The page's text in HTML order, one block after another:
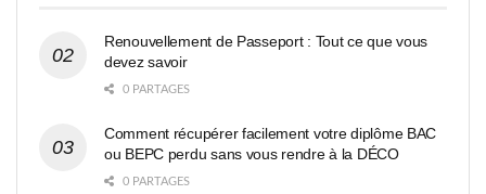
Renouvellement de Passeport : Tout ce que vous
devez savoir
0 PARTAGES
Comment récupérer facilement votre diplôme BAC
ou BEPC perdu sans vous rendre à la DÉCO
0 PARTAGES